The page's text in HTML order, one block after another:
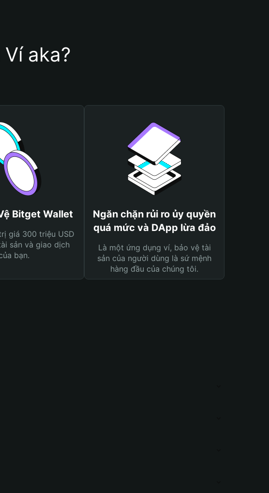
aka?
Bitget Wallet
giá 300 triệu USD
sản và giao dịch
bạn.
Ngăn chặn rủi ro ủy quyền
quá mức và DApp lừa đảo
Là một ứng dụng ví, bảo vệ tài
sản của người dùng là sứ mệnh
hàng đầu của chúng tôi.